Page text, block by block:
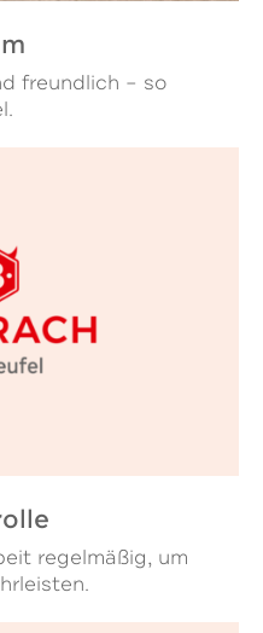
freundlich – so
regelmäßig, um